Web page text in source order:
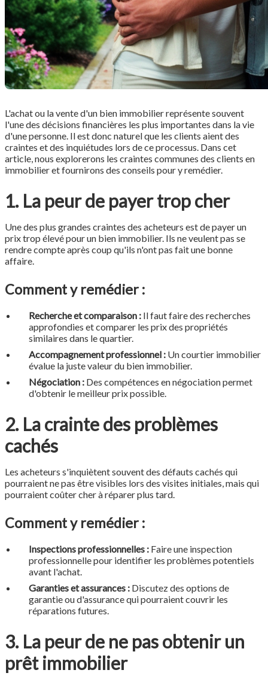
L'achat ou la vente d'un bien immobilier représente souvent
l'une des décisions financières les plus importantes dans la vie
d'une personne. Il est donc naturel que les clients aient des
craintes et des inquiétudes lors de ce processus. Dans cet
article, nous explorerons les craintes communes des clients en
immobilier et fournirons des conseils pour y remédier.
1. La peur de payer trop cher
Une des plus grandes craintes des acheteurs est de payer un
prix trop élevé pour un bien immobilier. Ils ne veulent pas se
rendre compte après coup qu'ils n'ont pas fait une bonne
affaire.
Comment y remédier :
Recherche et comparaison : Il faut faire des recherches
approfondies et comparer les prix des propriétés
similaires dans le quartier.
Accompagnement professionnel : Un courtier immobilier
évalue la juste valeur du bien immobilier.
Négociation : Des compétences en négociation permet
d'obtenir le meilleur prix possible.
2. La crainte des problèmes
cachés
Les acheteurs s'inquiètent souvent des défauts cachés qui
pourraient ne pas être visibles lors des visites initiales, mais qui
pourraient coûter cher à réparer plus tard.
Comment y remédier :
Inspections professionnelles : Faire une inspection
professionnelle pour identifier les problèmes potentiels
avant l'achat.
Garanties et assurances : Discutez des options de
garantie ou d'assurance qui pourraient couvrir les
réparations futures.
3. La peur de ne pas obtenir un
prêt immobilier